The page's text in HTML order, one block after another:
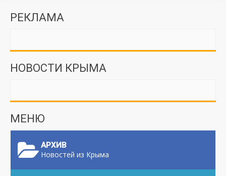
РЕКЛАМА
НОВОСТИ КРЫМА
МЕНЮ
АРХИВ
Новостей из Крыма